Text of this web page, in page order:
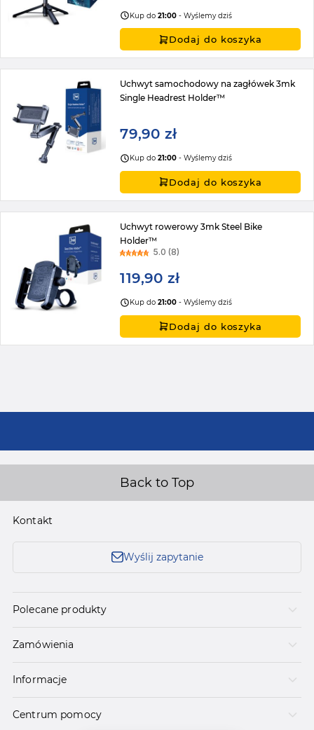
Price
Price
Kup do21:00 - Wyślemy dziś
Dodaj do koszyka
Uchwyt samochodowy na zagłówek 3mk
Single Headrest Holder™
79,90 zł
Kup do21:00 - Wyślemy dziś
Dodaj do koszyka
Uchwyt rowerowy 3mk Steel Bike
Holder™
5.0 (8)
119,90 zł
Kup do21:00 - Wyślemy dziś
Dodaj do koszyka
Back to Top
Kontakt
Wyślij zapytanie
Polecane produkty
Zamówienia
Informacje
Centrum pomocy